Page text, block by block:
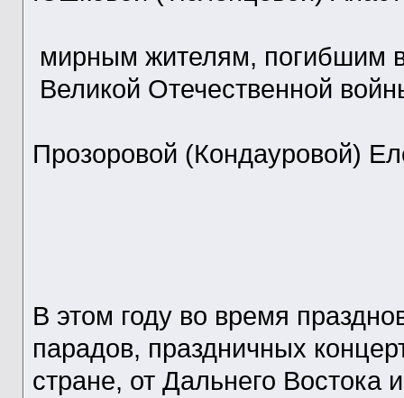
мирным жителям, погибшим
Великой Отечественной
Прозоровой (Кондауровой)
В этом году во время
парадов, праздничных
стране, от Дальнего Востока